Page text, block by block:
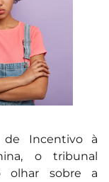
de Incentivo à
o tribunal
olhar sobre a